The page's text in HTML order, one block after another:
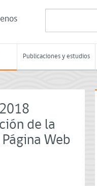
Publicaciones y estudios
de la
Web